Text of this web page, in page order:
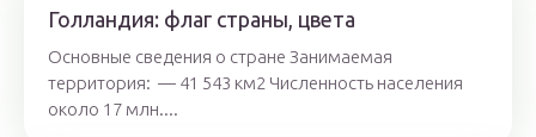
Голландия: флаг страны, цвета
Основные сведения о стране Занимаемая
территория: — 41 543 км2 Численность населения
около 17 млн....